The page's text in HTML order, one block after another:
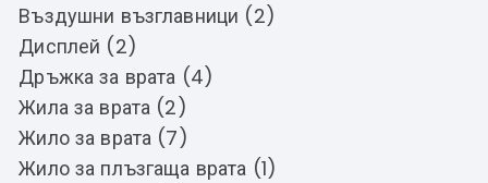
Въздушни възглавници (2)
Дисплей (2)
Дръжка за врата (4)
Жила за врата (2)
Жило за врата (7)
Жило за плъзгаща врата (1)